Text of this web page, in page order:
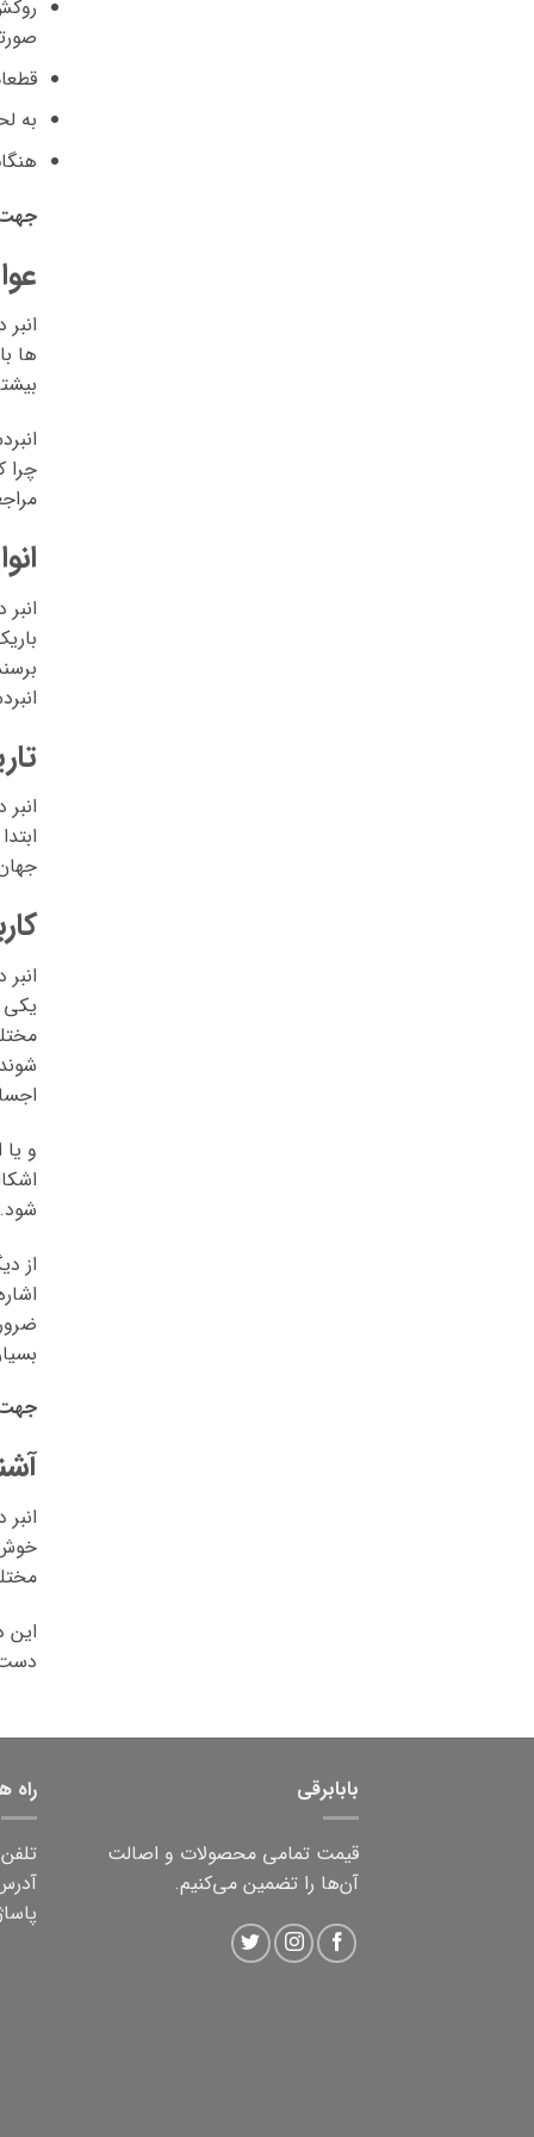
به
جهت
ها
چرا
یکی
و
از
جهت
این
دست
بابابرقی
قیمت تمامی محصولات و اصالت
آن‌ها را تضمین می‌کنیم.
راه
تلفن